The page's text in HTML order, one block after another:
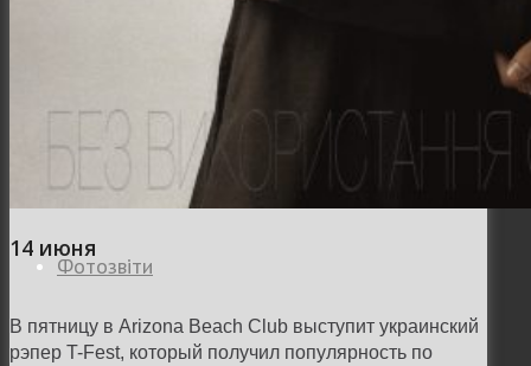
Фотозвіти
14 июня
В пятницу в Arizona Beach Club выступит украинский
рэпер T-Fest, который получил популярность по